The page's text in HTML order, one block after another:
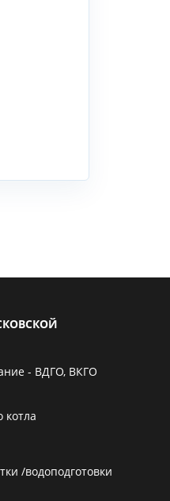
- ВДГО, ВКГО
котла
/водоподготовки